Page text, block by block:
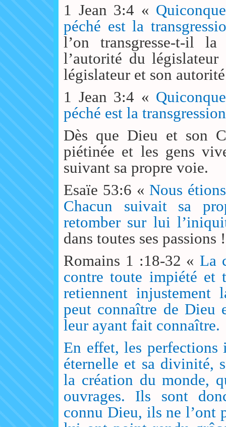
1 Jean 3:4 «
péché est la
l’on transgresse-t-il
l’autorité du
législateur et son
1 Jean 3:4 «
péché est la
Dès que Dieu et son
piétinée et les gens
suivant sa propre voie.
Esaïe 53:6 « Nous
Chacun suivait sa
retomber sur lui
dans toutes ses passions !
Romains 1 :18-32 « La
contre toute impiété et
retiennent injustement
peut connaître de Dieu
leur ayant fait connaître.
En effet, les perfections
éternelle et sa divinité,
la création du monde,
ouvrages. Ils sont
connu Dieu, ils ne l’ont